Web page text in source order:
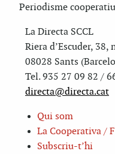
Periodisme
La Directa SCCL
Riera d’Escuder, 38,
08028 Sants
Tel. 935 27 09 82 /
directa@directa.cat
Qui som
La Cooperativa /
Subscriu-t’hi